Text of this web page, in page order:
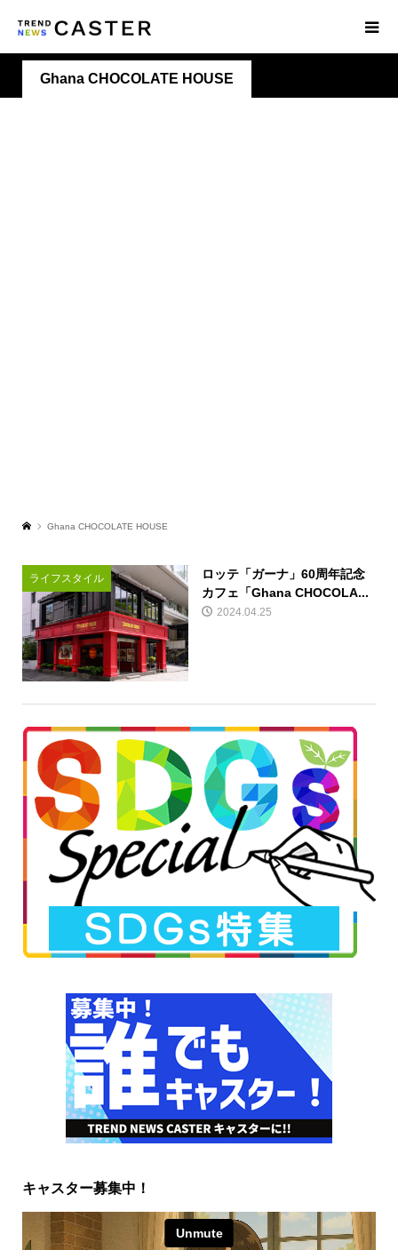
Ghana CHOCOLATE HOUSE
Ghana CHOCOLATE HOUSE
ライフスタイル
ロッテ「ガーナ」60周年記念
カフェ「Ghana CHOCOLA...
2024.04.25
キャスター募集中！